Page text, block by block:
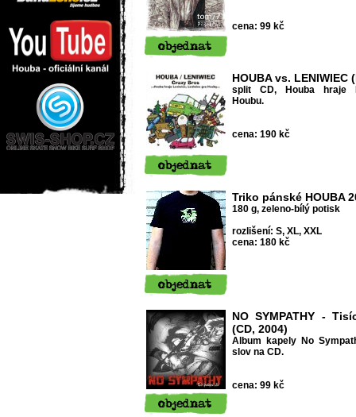
cena: 99 kč
HOUBA vs. LENIWIEC
split CD, Houba hraje
Houbu.
cena: 190 kč
Triko pánské HOUBA
180 g, zeleno-bílý potisk
rozlišení: S, XL, XXL
cena: 180 kč
NO SYMPATHY -
(CD, 2004)
Album kapely No
slov na CD.
cena: 99 kč